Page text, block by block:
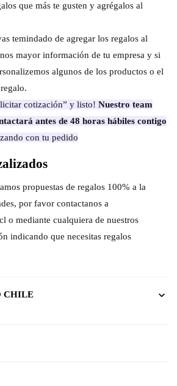
que más te gusten y agrégalos al
temindado de agregar los regalos al
mayor información de tu empresa y si
algunos de los productos o el
cotización” y listo! Nuestro team
antes de 48 horas hábiles contigo
con tu pedido
propuestas de regalos 100% a la
por favor contactanos a
o mediante cualquiera de nuestros
indicando que necesitas regalos
CHILE